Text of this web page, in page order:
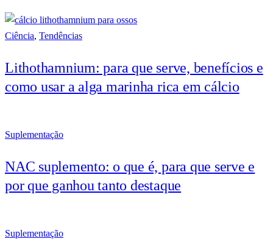
Ciência, Tendências
Lithothamnium: para que serve, benefícios e
como usar a alga marinha rica em cálcio
Suplementação
NAC suplemento: o que é, para que serve e
por que ganhou tanto destaque
Suplementação